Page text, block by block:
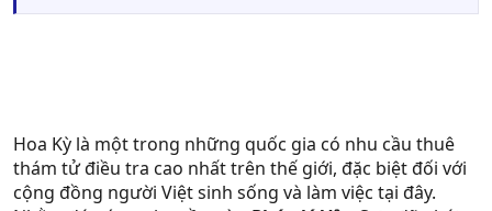
Hoa Kỳ là một trong những quốc gia có nhu cầu thuê
thám tử điều tra cao nhất trên thế giới, đặc biệt đối với
cộng đồng người Việt sinh sống và làm việc tại đây.